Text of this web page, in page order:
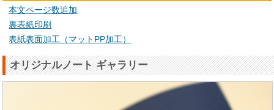
本文ページ数追加
裏表紙印刷
表紙表面加工（マットPP加工）
オリジナルノート ギャラリー